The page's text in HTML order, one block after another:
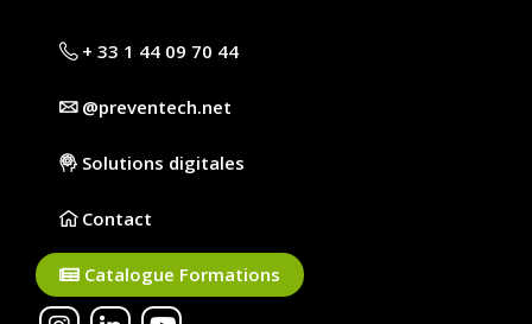
+ 33 1 44 09 70 44
@preventech.net
Solutions digitales
Contact
Catalogue Formations